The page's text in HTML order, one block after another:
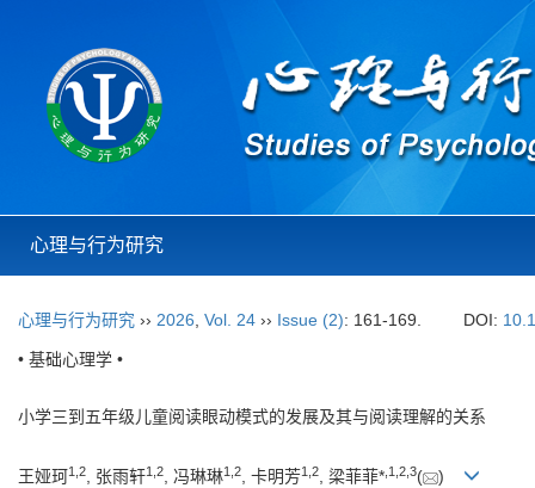
心理与行为研究
心理与行为研究 ›› 2026 Vol. 24 ›› Issue (2): 161-169. DOI:
• 基础心理学 •
小学三到五年级儿童阅读眼动模式的发展及其与阅读理解的关系
王娅珂1 2, 张雨轩1 2, 冯琳琳1 2, 卡明芳1 2, 梁菲菲* 1 2 3( )